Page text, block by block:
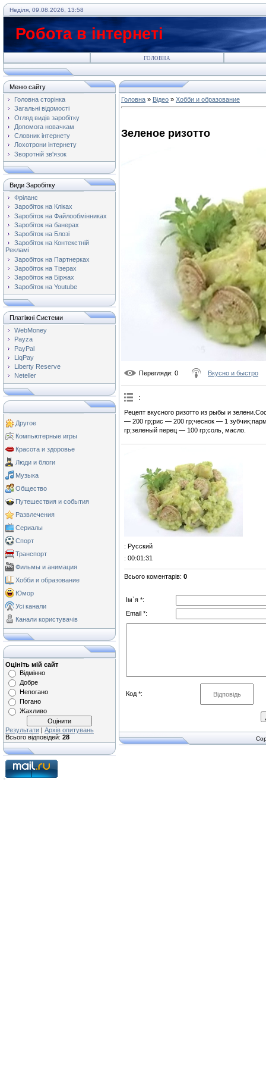
Неділя, 09.08.2026, 13:58
Робота в інтернеті
ГОЛОВНА
Меню сайту
Головна сторінка
Загальні відомості
Огляд видів заробітку
Допомога новачкам
Словник інтернету
Лохотрони інтернету
Зворотній зв'язок
Види Заробітку
Фріланс
Заробіток на Кліках
Заробіток на Файлообмінниках
Заробіток на банерах
Заробіток на Блозі
Заробіток на Контекстній
Рекламі
Заробіток на Партнерках
Заробіток на Тізерах
Заробіток на Біржах
Заробіток на Youtube
Платіжні Системи
WebMoney
Payza
PayPal
LiqPay
Liberty Reserve
Neteller
Другое
Компьютерные игры
Красота и здоровье
Люди и блоги
Музыка
Общество
Путешествия и события
Развлечения
Сериалы
Спорт
Транспорт
Фильмы и анимация
Хобби и образование
Юмор
Усі канали
Канали користувачів
Оцініть мій сайт
Відмінно
Добре
Непогано
Погано
Жахливо
Результати | Архів опитувань
Всього відповідей: 28
Головна » Відео » Хобби и образование
Зеленое ризотто
Перегляди: 0 Вкусно и быстро
:
Рецепт вкусного ризотто из рыбы и
— 200 гр;рис — 200 гр;чеснок — 1
гр;зеленый перец — 100 гр;соль, масло.
: Русский
: 00:01:31
Всього коментарів: 0
Ім`я *:
Email *:
Код *: